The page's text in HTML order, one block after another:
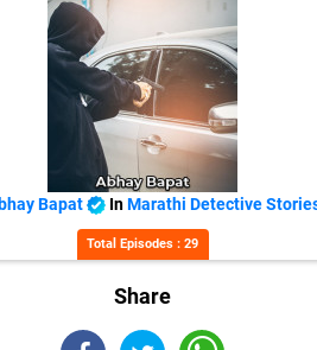
Bapat InMarathi Detective
Total Episodes : 29
Share